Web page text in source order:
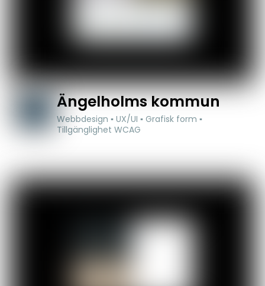
Ängelholms kommun
Webbdesign ▪ UX/UI ▪ Grafisk form ▪
Tillgänglighet WCAG